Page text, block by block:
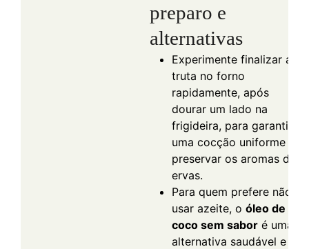
preparo e
alternativas
Experimente finalizar a
truta no forno
rapidamente, após
dourar um lado na
frigideira, para garantir
uma cocção uniforme e
preservar os aromas das
ervas.
Para quem prefere não
usar azeite, o óleo de
coco sem sabor é uma
alternativa saudável e